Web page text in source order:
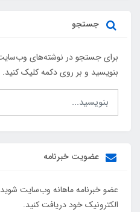
جستجو
برای جستجو در نوشته‌های
بنویسید و بر روی دکمه کلیک کنید.
عضویت خبرنامه
عضو خبرنامه ماهانه وب‌سایت
الکترونیک خود دریافت کنید.